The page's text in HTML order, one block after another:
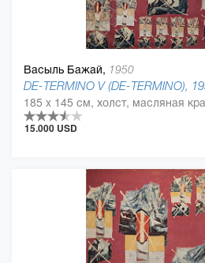
Васыль Бажай, 1950
DE-TERMINO V (DE-TERMINO),
185 x 145 см, холст, масляная
15.000 USD